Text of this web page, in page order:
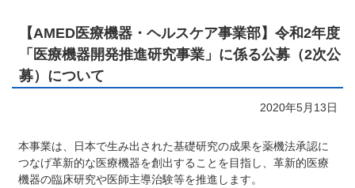
【AMED医療機器・ヘルスケア事業部】令和2年度
「医療機器開発推進研究事業」に係る公募（2次公
募）について
2020年5月13日
本事業は、日本で生み出された基礎研究の成果を薬機法承認に
つなげ革新的な医療機器を創出することを目指し、革新的医療
機器の臨床研究や医師主導治験等を推進します。